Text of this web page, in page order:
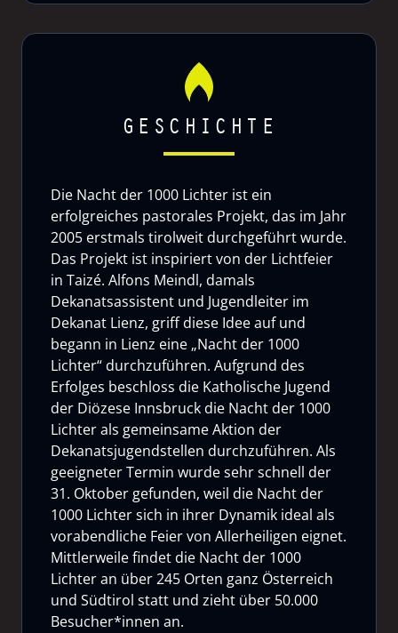
GESCHICHTE
Die Nacht der 1000 Lichter ist ein
erfolgreiches pastorales Projekt, das im Jahr
2005 erstmals tirolweit durchgeführt wurde.
Das Projekt ist inspiriert von der Lichtfeier
in Taizé. Alfons Meindl, damals
Dekanatsassistent und Jugendleiter im
Dekanat Lienz, griff diese Idee auf und
begann in Lienz eine „Nacht der 1000
Lichter“ durchzuführen. Aufgrund des
Erfolges beschloss die Katholische Jugend
der Diözese Innsbruck die Nacht der 1000
Lichter als gemeinsame Aktion der
Dekanatsjugendstellen durchzuführen. Als
geeigneter Termin wurde sehr schnell der
31. Oktober gefunden, weil die Nacht der
1000 Lichter sich in ihrer Dynamik ideal als
vorabendliche Feier von Allerheiligen eignet.
Mittlerweile findet die Nacht der 1000
Lichter an über 245 Orten ganz Österreich
und Südtirol statt und zieht über 50.000
Besucher*innen an.